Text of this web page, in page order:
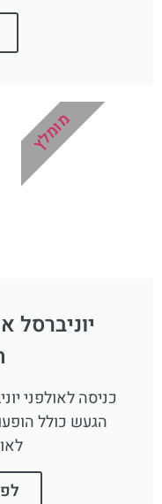
יוניברסל
כניסה לאולפני
הגעש כולל
מומלץ